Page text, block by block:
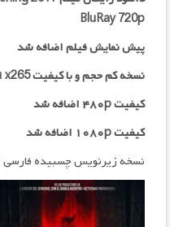
BluRay 720p
پیش نمایش فیلم اضافه شد
نسخه کم حجم و با کیفیت x265
کیفیت ۴۸۰p اضافه شد
کیفیت ۱۰۸۰p اضافه شد
نسخه زیرنویس چسبیده